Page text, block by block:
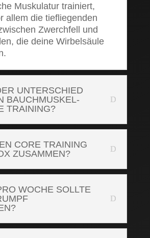
Muskulatur trainiert,
allem die tiefliegenden
Zwerchfell und
die deine Wirbelsäule
UNTERSCHIED
BAUCHMUSKEL-
TRAINING?
CORE TRAINING
ZUSAMMEN?
WOCHE SOLLTE